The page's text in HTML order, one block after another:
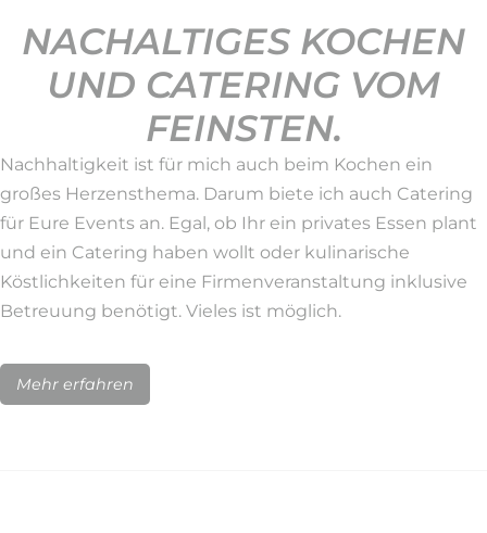
NACHALTIGES KOCHEN
UND CATERING VOM
FEINSTEN.
Nachhaltigkeit ist für mich auch beim Kochen ein
großes Herzensthema. Darum biete ich auch Catering
für Eure Events an. Egal, ob Ihr ein privates Essen plant
und ein Catering haben wollt oder kulinarische
Köstlichkeiten für eine Firmenveranstaltung inklusive
Betreuung benötigt. Vieles ist möglich.
Mehr erfahren